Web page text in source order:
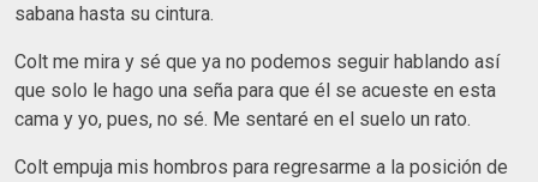
sabana hasta su cintura.
Colt me mira y sé que ya no podemos seguir hablando así
que solo le hago una seña para que él se acueste en esta
cama y yo, pues, no sé. Me sentaré en el suelo un rato.
Colt empuja mis hombros para regresarme a la posición de